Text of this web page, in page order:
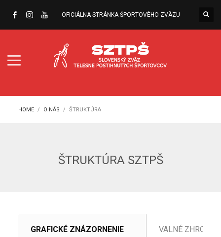
OFICIÁLNA STRÁNKA ŠPORTOVÉHO ZVÄZU
HOME O NÁS ŠTRUKTÚRA
ŠTRUKTÚRA SZTPŠ
GRAFICKÉ ZNÁZORNENIE VALNÉ